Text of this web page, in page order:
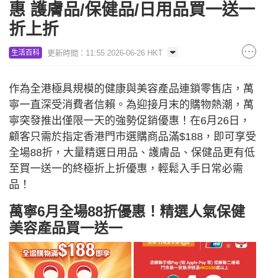
惠 護膚品/保健品/日用品買一送一
折上折
生活百科 更新時間：11:55 2026-06-26 HKT
作為全港極具規模的健康與美容產品連鎖零售店，萬
寧一直深受消費者信賴。為迎接月末的購物熱潮，萬
寧突發推出僅限一天的強勢促銷優惠！在6月26日，
顧客只需於指定香港門市選購商品滿$188，即可享受
全場88折，大量精選日用品、護膚品、保健品更有低
至買一送一的終極折上折優惠，輕鬆入手日常必需
品！
萬寧6月全場88折優惠！精選人氣保健
美容產品買一送一